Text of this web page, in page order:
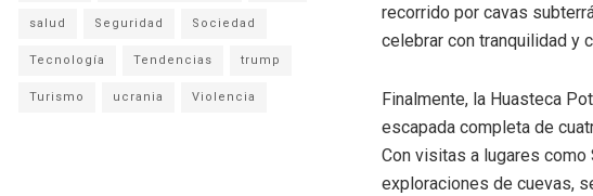
recorrido por cavas
celebrar con tranquilidad y
Finalmente, la Huasteca
escapada completa de
Con visitas a lugares como
exploraciones de cuevas,
salud Seguridad Sociedad
Tecnología Tendencias trump
Turismo ucrania Violencia